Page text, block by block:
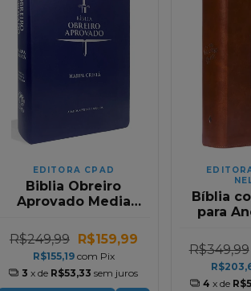
EDITORA CPAD
Biblia Obreiro
Aprovado Media
Azul RC
R$249,99 R$159,99
R$155,19 com Pix
3 x de R$53,33 sem juros
Bíblia
para
(A21) |
Soft
R$349,99
4 x de